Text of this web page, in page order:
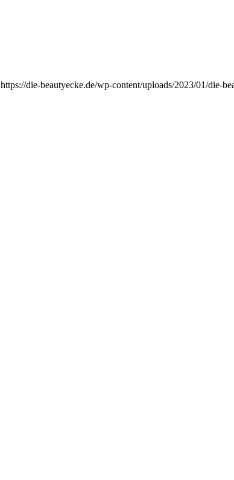
https://die-beautyecke.de/wp-content/uploads/2023/01/die-